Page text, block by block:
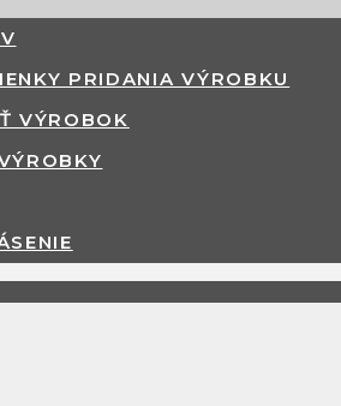
PRIDANIA VÝROBKU
VÝROBOK